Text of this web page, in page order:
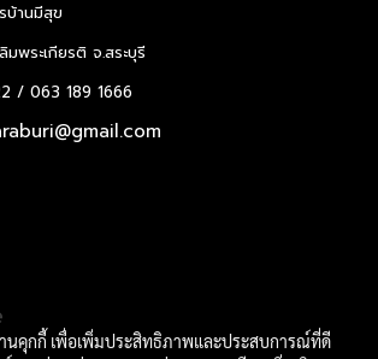
บ้านมีสุข
พระเกียรติ จ.สระบุรี
/ 063 189 1666
านคุกกี้ เพื่อเพิ่มประสิทธิภาพและประสบการณ์ที่ดี